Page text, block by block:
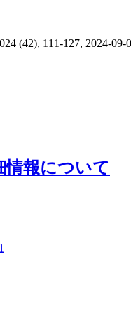
(42), 111-127, 2024-09-
情報について